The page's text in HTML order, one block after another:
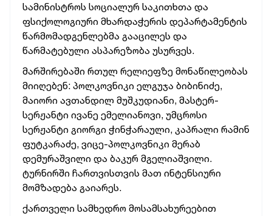
სამინისტროს სოციალურ საკითხთა და
ფსიქოლოგიური მხარდაჭერის დეპარტამენტის
წარმომადგენლებმა გააცილეს და
წარმატებული ასპარეზობა უსურვეს.
მარშირებაში რთულ რელიეფზე მონაწილეობას
მიიღებენ: პოლკოვნიკი ელგუჯა ბიბინიძე,
მაიორი ავთანდილ მუშკუდიანი, მასტერ-
სერჟანტი ივანე ემელიანოვი, უმცროსი
სერჟანტი გიორგი ჭინჭარაული, კაპრალი რამინ
ფუტკარაძე, ვიცე-პოლკოვნიკი მერაბ
დემურაშვილი და ბაკურ მგელიაშვილი.
ტურნირში ჩართვისთვის მათ ინტენსიური
მომზადება გაიარეს.
ქართველი სამხედრო მოსამსახურეებით